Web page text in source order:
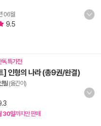
06월
9.5
특가전
] 인형의 나라 (총9권/완결)
필 (옮긴이)
30일까지만 판매